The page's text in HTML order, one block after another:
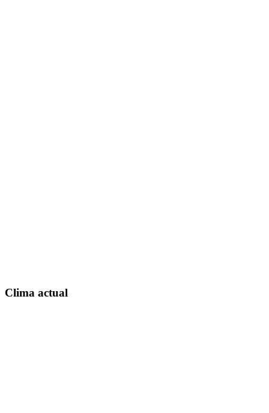
Clima actual